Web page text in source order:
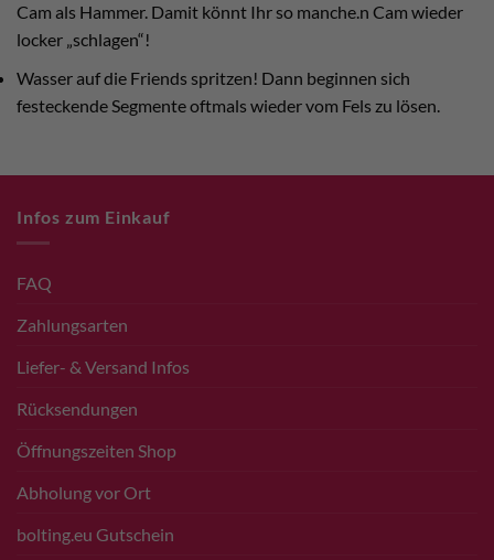
Cam als Hammer. Damit könnt Ihr so manche.n Cam wieder
locker „schlagen“!
Wasser auf die Friends spritzen! Dann beginnen sich
festeckende Segmente oftmals wieder vom Fels zu lösen.
Infos zum Einkauf
FAQ
Zahlungsarten
Liefer- & Versand Infos
Rücksendungen
Öffnungszeiten Shop
Abholung vor Ort
bolting.eu Gutschein